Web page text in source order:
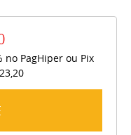
no PagHiper ou Pix